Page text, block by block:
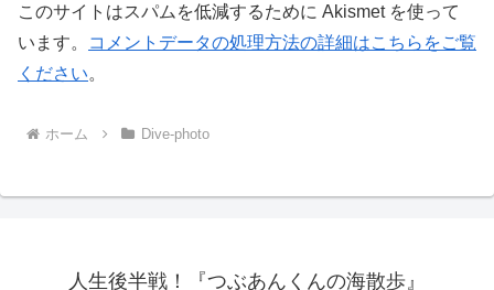
このサイトはスパムを低減するために Akismet を使って
います。
コメントデータの処理方法の詳細はこちらをご覧
ください。
ホーム Dive-photo
人生後半戦！『つぶあんくんの海散歩』